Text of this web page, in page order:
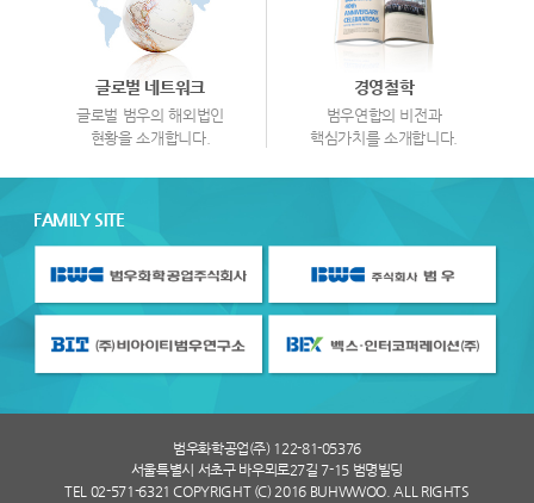
글로벌 네트워크
글로벌 범우의 해외법인
현황을 소개합니다.
경영철학
범우연합의 비전과
핵심가치를 소개합니다.
FAMILY SITE
범우화학공업(주) 122-81-05376
서울특별시 서초구 바우뫼로27길 7-15 범명빌딩
TEL 02-571-6321 COPYRIGHT (C) 2016 BUHWWOO. ALL RIGHTS